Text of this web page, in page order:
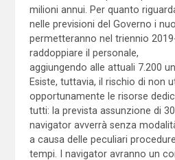
milioni annui. Per quanto
nelle previsioni del Governo i
permetteranno nel triennio
raddoppiare il personale,
aggiungendo alle attuali 7.200
Esiste, tuttavia, il rischio di non
opportunamente le risorse
tutti: la prevista assunzione di
navigator avverrà senza
a causa delle peculiari
tempi. I navigator avranno un